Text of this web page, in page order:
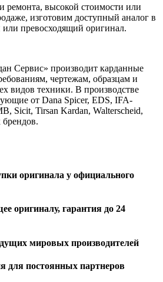
ремонта, высокой стоимости или
изготовим доступный аналог в
превосходящий оригинал.
Сервис» производит карданные
чертежам, образцам и
видов техники. В производстве
от Dana Spicer, EDS, IFA-
Sicit, Tirsan Kardan, Walterscheid,
брендов.
оригинала у официального
оригиналу, гарантия до 24
мировых производителей
для постоянных партнеров